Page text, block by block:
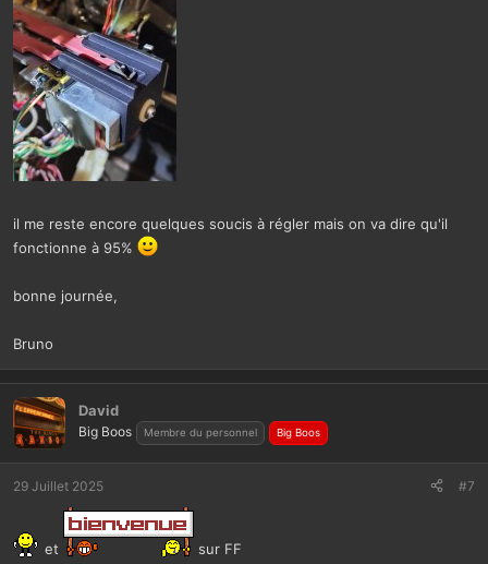
il me reste encore quelques soucis à régler mais on va dire qu'il
fonctionne à 95%
bonne journée,
Bruno
David
Big Boos Membre du personnel Big Boos
29 Juillet 2025 #7
et sur FF